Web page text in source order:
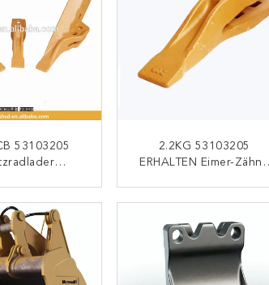
53103205
2.2KG 53103205
ERHALTEN Eimer-Zähne
KONTAKT